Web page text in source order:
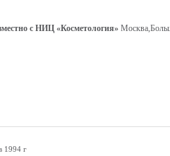
с НИЦ «Косметология»
1994 г